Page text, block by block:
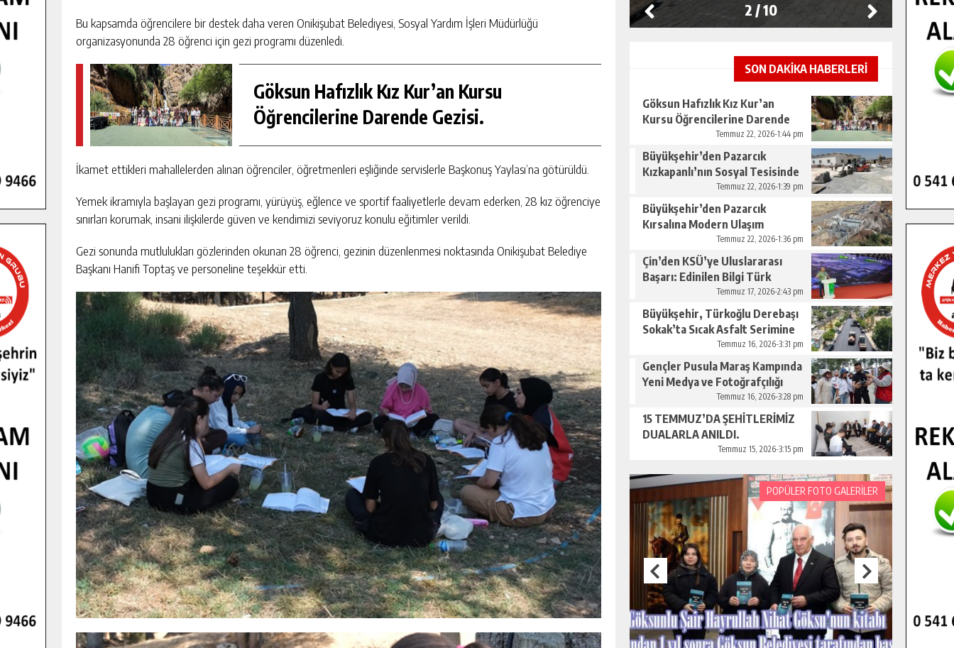
Bu kapsamda öğrencilere bir destek daha veren Onikişubat Belediyesi, Sosyal Yardım İşleri Müdürlüğü
organizasyonunda 28 öğrenci için gezi programı düzenledi.
Göksun Hafızlık Kız Kur’an Kursu
Öğrencilerine Darende Gezisi.
İkamet ettikleri mahallelerden alınan öğrenciler, öğretmenleri eşliğinde servislerle Başkonuş Yaylası’na götürüldü.
Yemek ikramıyla başlayan gezi programı, yürüyüş, eğlence ve sportif faaliyetlerle devam ederken, 28 kız öğrenciye
sınırları korumak, insani ilişkilerde güven ve kendimizi seviyoruz konulu eğitimler verildi.
Gezi sonunda mutlulukları gözlerinden okunan 28 öğrenci, gezinin düzenlenmesi noktasında Onikişubat Belediye
Başkanı Hanifi Toptaş ve personeline teşekkür etti.
2 /10
SON DAKİKA HABERLERİ
Göksun Hafızlık Kız Kur’an
Kursu Öğrencilerine Darende
Temmuz 22, 2026-1:44 pm
Büyükşehir’den Pazarcık
Kızkapanlı’nın Sosyal Tesisinde
Çevre Düzenlemesi.Temmuz 22, 2026-1:39 pm
Büyükşehir’den Pazarcık
Kırsalına Modern Ulaşım
Temmuz 22, 2026-1:36 pm
Çin’den KSÜ’ye Uluslararası
Başarı: Edinilen Bilgi Türk
Tarımına Katkı Sağlayacak.
Temmuz 17, 2026-2:43 pm
Büyükşehir, Türkoğlu Derebaşı
Sokak’ta Sıcak Asfalt Serimine
Temmuz 16, 2026-3:31 pm
Gençler Pusula Maraş Kampında
Yeni Medya ve Fotoğrafçılığı
Temmuz 16, 2026-3:28 pm
15 TEMMUZ’DA ŞEHİTLERİMİZ
DUALARLA ANILDI.
Temmuz 15, 2026-3:15 pm
POPÜLER FOTO GALERİLER